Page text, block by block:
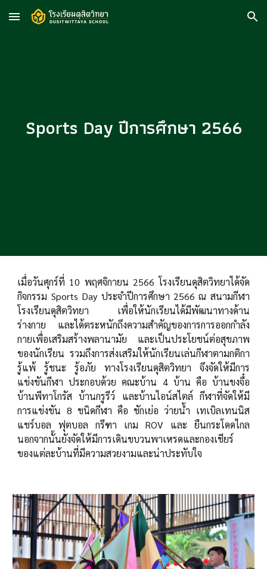
Skip to main content Skip to navigation
Sports Day ปีการศึกษา 2566
เมื่อวันศุกร์ที่ 10 พฤศจิกายน 2566 โรงเรียนดุสิตวิทยาได้จัด
กิจกรรม Sports Day ประจำปีการศึกษา 2566 ณ สนามกีฬา
โรงเรียนดุสิตวิทยา เพื่อให้นักเรียนได้มีพัฒนาทางด้าน
ร่างกาย และได้ตระหนักถึงความสำคัญของการการออกกำลัง
กายเพื่อเสริมสร้างพลานามัย และเป็นประโยชน์ต่อสุขภาพ
ของนักเรียน รวมถึงการส่งเสริมให้นักเรียนเล่นกีฬาตามกติกา
รู้แพ้ รู้ชนะ รู้อภัย ทางโรงเรียนดุสิตวิทยา จึงจัดให้มีการ
แข่งขันกีฬา ประกอบด้วย คณะบ้าน 4 บ้าน คือ บ้านขงจื๋อ
บ้านพีทาโกรัส บ้านกรูรีว์ และบ้านไอน์สไตล์ กีฬาที่จัดให้มี
การแข่งขัน 8 ชนิดกีฬา คือ ชักเย่อ ว่ายน้ำ เทเบิลเทนนิส
แชร์บอล ฟุตบอล กรีฑา เกม ROV และ ยืนกระโดดไกล
นอกจากนั้นยังจัดให้มีการเดินขบวนพาเหรดและกองเชียร์
ของแต่ละบ้านที่มีความสวยงามและน่าประทับใจ